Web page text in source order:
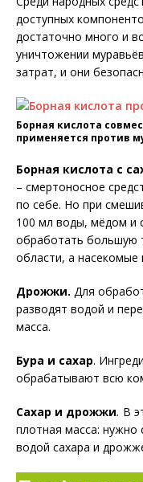
доступных
достаточно много и
уничтожении
затрат, и они
Борная кислота
применяется против
Борная кислота с
– смертоносное
по себе. Но при
100 мл воды, мёдом и
обработать большую
области, а насекомые
Дрожжи. Для
разводят водой и
масса.
Бура и сахар.
обрабатывают всю
Сахар и дрожжи. В
плотная масса: нужно
водой сахара и